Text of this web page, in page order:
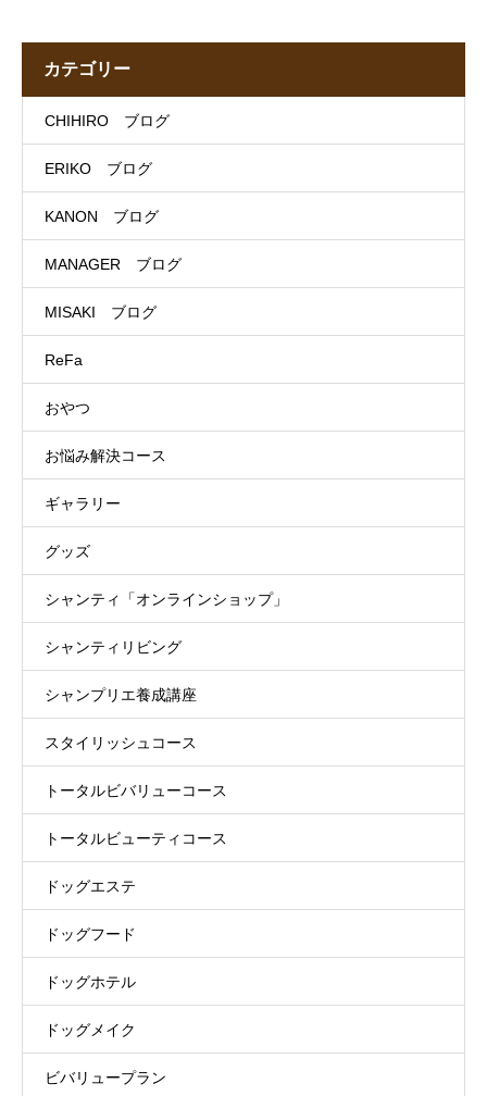
カテゴリー
CHIHIRO ブログ
ERIKO ブログ
KANON ブログ
MANAGER ブログ
MISAKI ブログ
ReFa
おやつ
お悩み解決コース
ギャラリー
グッズ
シャンティ「オンラインショップ」
シャンティリビング
シャンプリエ養成講座
スタイリッシュコース
トータルビバリューコース
トータルビューティコース
ドッグエステ
ドッグフード
ドッグホテル
ドッグメイク
ビバリュープラン